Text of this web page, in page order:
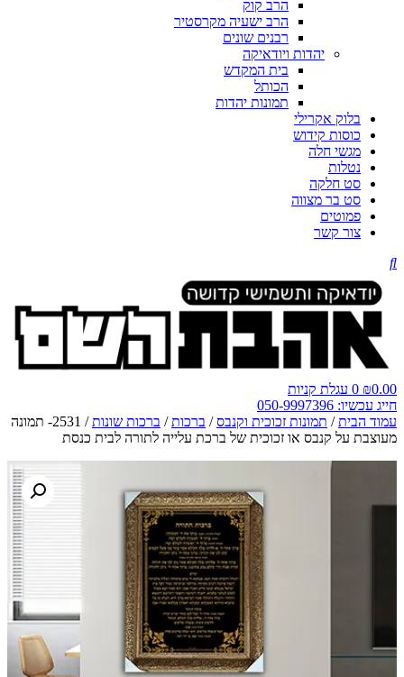
הרב קוק
הרב ישעיה מקרסטיר
רבנים שונים
יהדות ויודאיקה
בית המקדש
הכותל
תמונות יהדות
בלוק אקרילי
כוסות קידוש
מגשי חלה
נטלות
סט חלקה
סט בר מצווה
פמוטים
צור קשר
₪0.00
0 עגלת קניות
חייג עכשיו: 050-9997396
עמוד הבית/ תמונות זכוכית וקנבס/ ברכות/ ברכות שונות
/ 2531- תמונה
מעוצבת על קנבס או זכוכית של ברכת עלייה לתורה לבית כנסת